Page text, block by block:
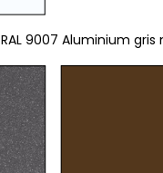
RAL 9007 Aluminium gris